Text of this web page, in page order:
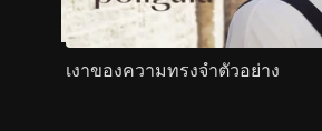
เงาของความทรงจำตัวอย่าง